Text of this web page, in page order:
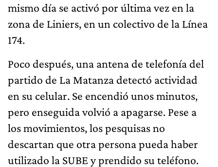
mismo día se activó por última vez en la
zona de Liniers, en un colectivo de la Línea
174.
Poco después, una antena de telefonía del
partido de La Matanza detectó actividad
en su celular. Se encendió unos minutos,
pero enseguida volvió a apagarse. Pese a
los movimientos, los pesquisas no
descartan que otra persona pueda haber
utilizado la SUBE y prendido su teléfono.